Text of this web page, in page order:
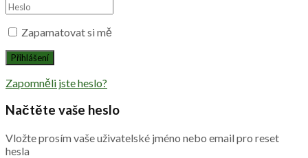
Zapamatovat si mě
Zapomněli jste heslo?
Načtěte vaše heslo
Vložte prosím vaše uživatelské jméno nebo email pro reset
hesla